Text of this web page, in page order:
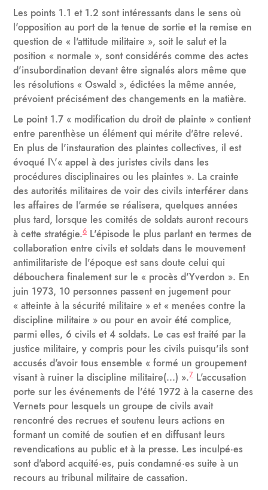
Les points 1.1 et 1.2 sont intéressants dans le sens où
l'opposition au port de la tenue de sortie et la remise en
question de « l'attitude militaire », soit le salut et la
position « normale », sont considérés comme des actes
d'insubordination devant être signalés alors même que
les résolutions « Oswald », édictées la même année,
prévoient précisément des changements en la matière.
Le point 1.7 « modification du droit de plainte » contient
entre parenthèse un élément qui mérite d'être relevé.
En plus de l'instauration des plaintes collectives, il est
évoqué l\'« appel à des juristes civils dans les
procédures disciplinaires ou les plaintes ». La crainte
des autorités militaires de voir des civils interférer dans
les affaires de l'armée se réalisera, quelques années
plus tard, lorsque les comités de soldats auront recours
à cette stratégie.6 L'épisode le plus parlant en termes de
collaboration entre civils et soldats dans le mouvement
antimilitariste de l'époque est sans doute celui qui
débouchera finalement sur le « procès d'Yverdon ». En
juin 1973, 10 personnes passent en jugement pour
« atteinte à la sécurité militaire » et « menées contre la
discipline militaire » ou pour en avoir été complice,
parmi elles, 6 civils et 4 soldats. Le cas est traité par la
justice militaire, y compris pour les civils puisqu'ils sont
accusés d'avoir tous ensemble « formé un groupement
visant à ruiner la discipline militaire(...) ».7 L'accusation
porte sur les événements de l'été 1972 à la caserne des
Vernets pour lesquels un groupe de civils avait
rencontré des recrues et soutenu leurs actions en
formant un comité de soutien et en diffusant leurs
revendications au public et à la presse. Les inculpé·es
sont d'abord acquité·es, puis condamné·es suite à un
recours au tribunal militaire de cassation.